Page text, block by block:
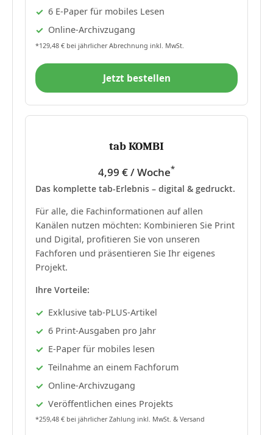
6 E-Paper für mobiles Lesen
Online-Archivzugang
*129,48 € bei jährlicher Abrechnung inkl. MwSt.
Jetzt bestellen
tab KOMBI
4,99 € / Woche*
Das komplette tab-Erlebnis – digital & gedruckt.
Für alle, die Fachinformationen auf allen
Kanälen nutzen möchten: Kombinieren Sie Print
und Digital, profitieren Sie von unseren
Fachforen und präsentieren Sie Ihr eigenes
Projekt.
Ihre Vorteile:
Exklusive tab-PLUS-Artikel
6 Print-Ausgaben pro Jahr
E-Paper für mobiles lesen
Teilnahme an einem Fachforum
Online-Archivzugang
Veröffentlichen eines Projekts
*259,48 € bei jährlicher Zahlung inkl. MwSt. & Versand